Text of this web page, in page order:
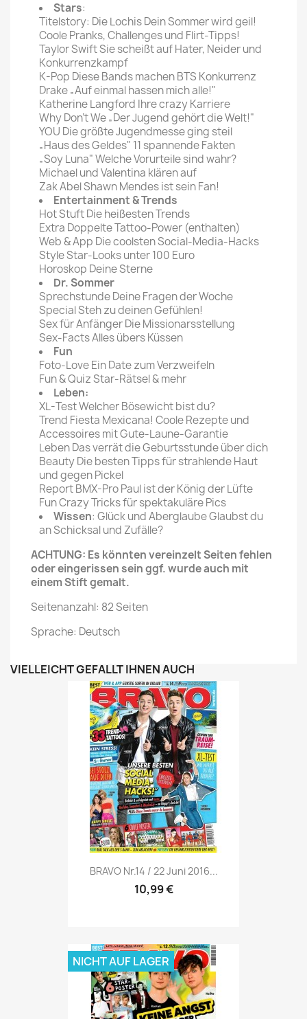
Stars:
Titelstory: Die Lochis Dein Sommer wird geil!
Coole Pranks, Challenges und Flirt-Tipps!
Taylor Swift Sie scheißt auf Hater, Neider und
Konkurrenzkampf
K-Pop Diese Bands machen BTS Konkurrenz
Drake „Auf einmal hassen mich alle!"
Katherine Langford Ihre crazy Karriere
Why Don't We „Der Jugend gehört die Welt!"
YOU Die größte Jugendmesse ging steil
„Haus des Geldes" 11 spannende Fakten
„Soy Luna" Welche Vorurteile sind wahr?
Michael und Valentina klären auf
Zak Abel Shawn Mendes ist sein Fan!
Entertainment & Trends
Hot Stuft Die heißesten Trends
Extra Doppelte Tattoo-Power (enthalten)
Web & App Die coolsten Social-Media-Hacks
Style Star-Looks unter 100 Euro
Horoskop Deine Sterne
Dr. Sommer
Sprechstunde Deine Fragen der Woche
Special Steh zu deinen Gefühlen!
Sex für Anfänger Die Missionarsstellung
Sex-Facts Alles übers Küssen
Fun
Foto-Love Ein Date zum Verzweifeln
Fun & Quiz Star-Rätsel & mehr
Leben:
XL-Test Welcher Bösewicht bist du?
Trend Fiesta Mexicana! Coole Rezepte und
Accessoires mit Gute-Laune-Garantie
Leben Das verrät die Geburtsstunde über dich
Beauty Die besten Tipps für strahlende Haut
und gegen Pickel
Report BMX-Pro Paul ist der König der Lüfte
Fun Crazy Tricks für spektakuläre Pics
Wissen: Glück und Aberglaube Glaubst du
an Schicksal und Zufälle?
ACHTUNG: Es könnten vereinzelt Seiten fehlen
oder eingerissen sein ggf. wurde auch mit
einem Stift gemalt.
Seitenanzahl: 82 Seiten
Sprache: Deutsch
VIELLEICHT GEFÄLLT IHNEN AUCH
Vorschau
BRAVO Nr.14 / 22 Juni 2016...
10,99 €
NICHT AUF LAGER